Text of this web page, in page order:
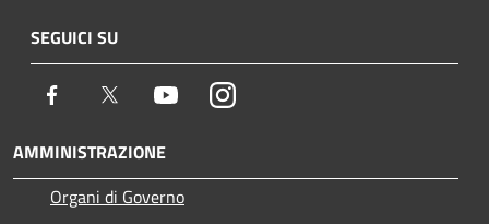
SEGUICI SU
Facebook Twitter YoutubeInstagram
AMMINISTRAZIONE
Organi di Governo